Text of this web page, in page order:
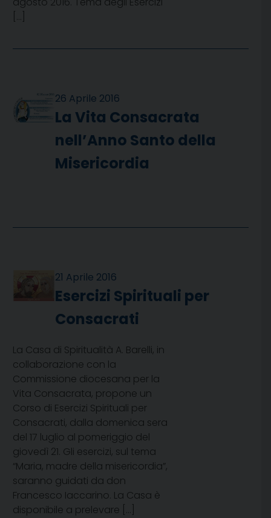
[…]
26 Aprile 2016
La Vita Consacrata
nell’Anno Santo della
Misericordia
21 Aprile 2016
Esercizi Spirituali per
Consacrati
La Casa di Spiritualità A. Barelli, in
collaborazione con la
Commissione diocesana per la
Vita Consacrata, propone un
Corso di Esercizi Spirituali per
Consacrati, dalla domenica sera
del 17 luglio al pomeriggio del
giovedì 21. Gli esercizi, sul tema
“Maria, madre della misericordia”,
saranno guidati da don
Francesco Iaccarino. La Casa è
disponibile a prelevare […]